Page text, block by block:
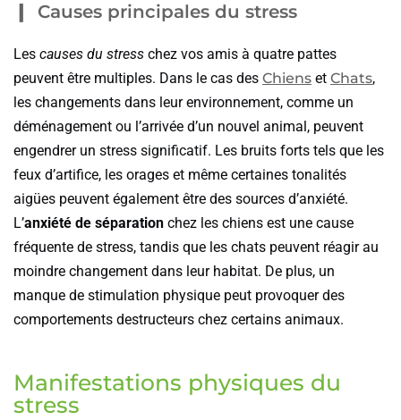
Causes principales du stress
Les causes du stress chez vos amis à quatre pattes
peuvent être multiples. Dans le cas des Chiens et Chats,
les changements dans leur environnement, comme un
déménagement ou l’arrivée d’un nouvel animal, peuvent
engendrer un stress significatif. Les bruits forts tels que les
feux d’artifice, les orages et même certaines tonalités
aigües peuvent également être des sources d’anxiété.
L’anxiété de séparation chez les chiens est une cause
fréquente de stress, tandis que les chats peuvent réagir au
moindre changement dans leur habitat. De plus, un
manque de stimulation physique peut provoquer des
comportements destructeurs chez certains animaux.
Manifestations physiques du
stress